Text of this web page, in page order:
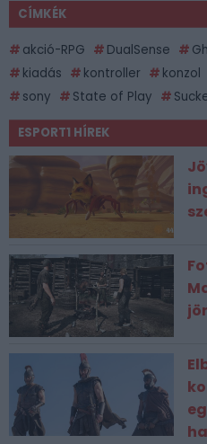
CÍMKÉK
akció-RPG DualSense
kiadás
kontroller konzol
sony
State of Play
ESPORT1 HÍREK